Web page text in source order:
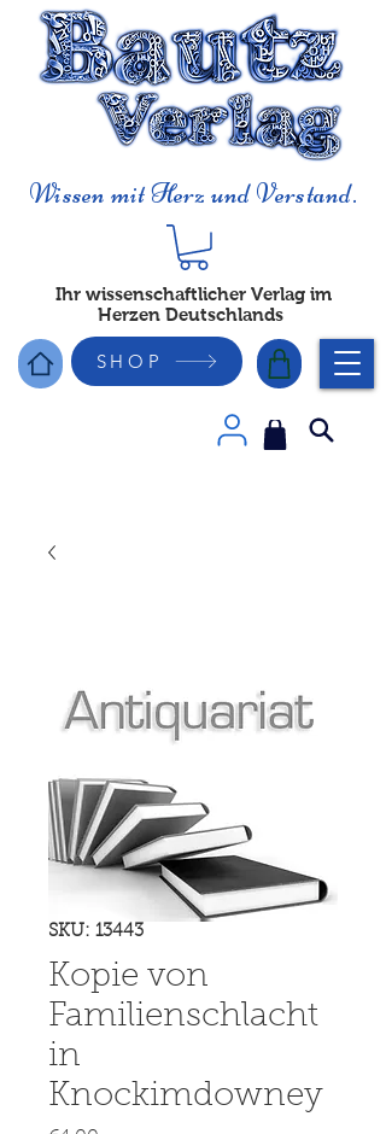
Wissen mit Herz und Verstand.
Ihr wissenschaftlicher Verlag im
Herzen Deutschlands
SHOP
SKU: 13443
Kopie von
Familienschlacht
in
Knockimdowney